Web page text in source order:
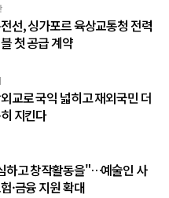
선, 싱가포르 육상교통청 전력
첫 공급 계약
교로 국익 넓히고 재외국민 더
지킨다
하고 창작활동을"…예술인 사
·금융 지원 확대